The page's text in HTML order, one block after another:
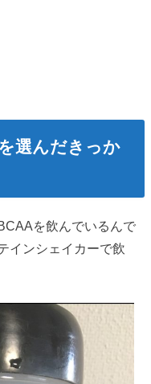
選んだきっか
を飲んでいるんで
インシェイカーで飲